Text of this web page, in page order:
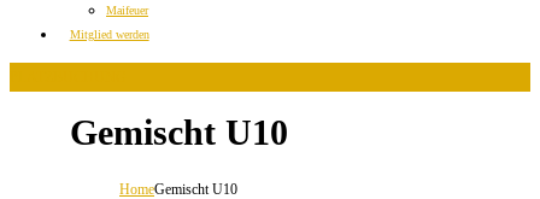
Maifeuer
Mitglied werden
Gemischt U10
HomeGemischt U10